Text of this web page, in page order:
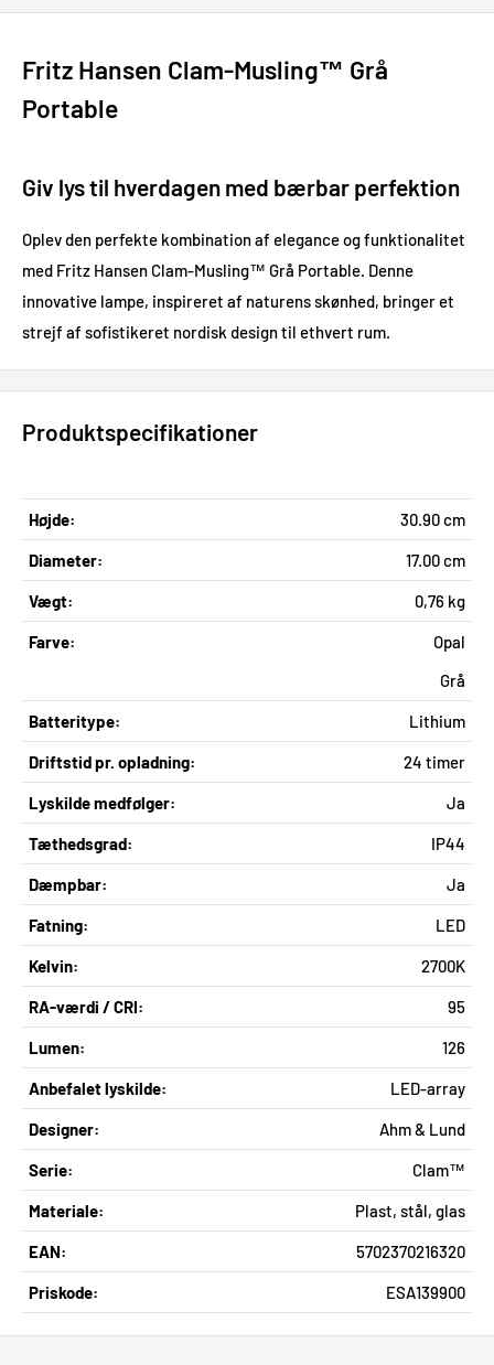
Fritz Hansen Clam-Musling™ Grå
Portable
Giv lys til hverdagen med bærbar perfektion
Oplev den perfekte kombination af elegance og funktionalitet
med Fritz Hansen Clam-Musling™ Grå Portable. Denne
innovative lampe, inspireret af naturens skønhed, bringer et
strejf af sofistikeret nordisk design til ethvert rum.
Produktspecifikationer
Højde: 30.90 cm
Diameter: 17.00 cm
Vægt: 0,76 kg
Farve:
Opal
Grå
Batteritype: Lithium
Driftstid pr. opladning: 24 timer
Lyskilde medfølger: Ja
Tæthedsgrad: IP44
Dæmpbar: Ja
Fatning: LED
Kelvin: 2700K
RA-værdi / CRI: 95
Lumen: 126
Anbefalet lyskilde: LED-array
Designer: Ahm & Lund
Serie: Clam™
Materiale: Plast, stål, glas
EAN: 5702370216320
Priskode: ESA139900